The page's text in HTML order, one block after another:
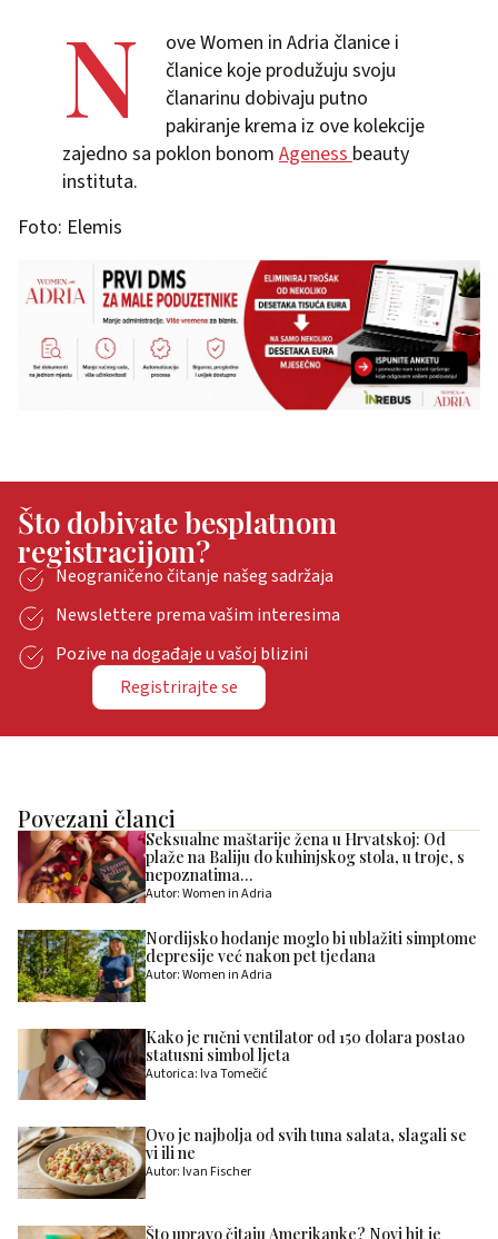
N
ove Women in Adria članice i
članice koje produžuju svoju
članarinu dobivaju putno
pakiranje krema iz ove kolekcije
zajedno sa poklon bonom Ageness beauty
instituta.
Foto: Elemis
Što dobivate besplatnom
registracijom?
Neograničeno čitanje našeg sadržaja
Newslettere prema vašim interesima
Pozive na događaje u vašoj blizini
Registrirajte se
Povezani članci
Seksualne maštarije žena u Hrvatskoj: Od
plaže na Baliju do kuhinjskog stola, u troje, s
nepoznatima…
Autor: Women in Adria
Nordijsko hodanje moglo bi ublažiti simptome
depresije već nakon pet tjedana
Autor: Women in Adria
Kako je ručni ventilator od 150 dolara postao
statusni simbol ljeta
Autorica: Iva Tomečić
Ovo je najbolja od svih tuna salata, slagali se
vi ili ne
Autor: Ivan Fischer
Što upravo čitaju Amerikanke? Novi hit je